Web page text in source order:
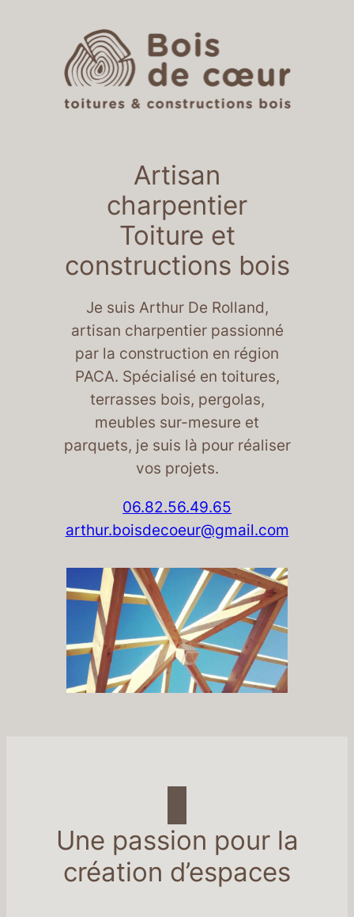
Artisan
charpentier
Toiture et
constructions bois
Je suis Arthur De Rolland,
artisan charpentier passionné
par la construction en région
PACA. Spécialisé en toitures,
terrasses bois, pergolas,
meubles sur-mesure et
parquets, je suis là pour réaliser
vos projets.
06.82.56.49.65
arthur.boisdecoeur@gmail.com
Une passion pour la
création d’espaces